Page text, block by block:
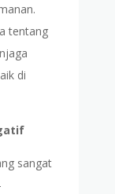
tentang
di
sangat